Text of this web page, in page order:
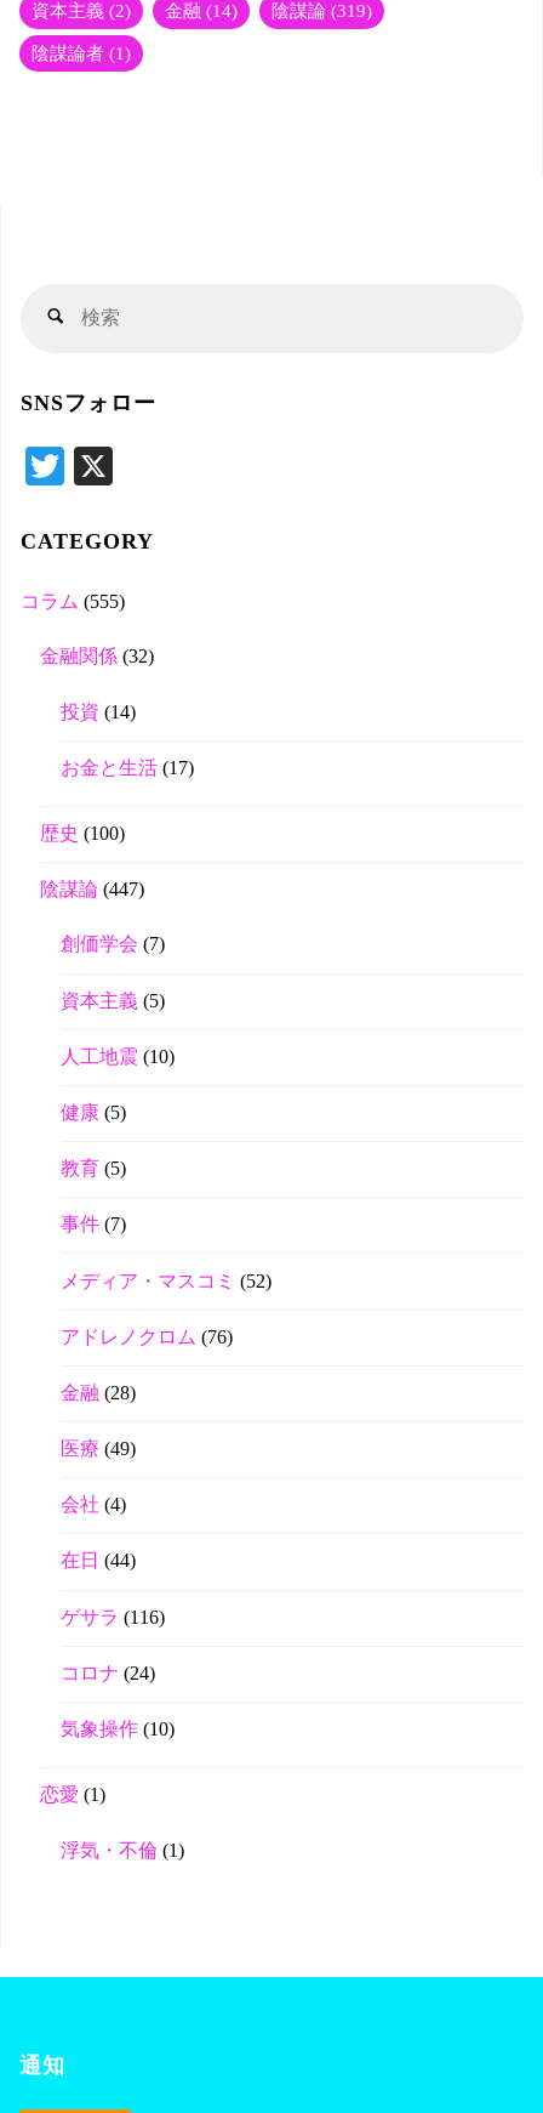
資本主義 (2) 金融 (14) 陰謀論 (319)
陰謀論者 (1)
検
SNSフォロー
T
tte
CATEGORY
コラム (555)
金融関係 (32)
投資 (14)
お金と生活(17)
歴史 (100)
陰謀論 (447)
創価学会 (7)
資本主義(5)
人工地震 (10)
健康(5)
教育(5)
事件(7)
メディア・マスコミ (52)
アドレノクロム (76)
金融 (28)
医療 (49)
会社 (4)
在日 (44)
ゲサラ (116)
コロナ (24)
気象操作(10)
恋愛 (1)
浮気・不倫 (1)
通知